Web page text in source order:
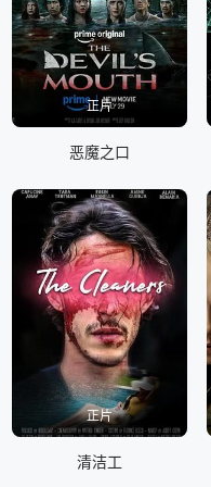
正片
恶魔之口
正片
清洁工